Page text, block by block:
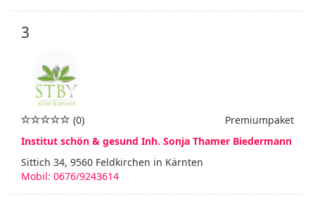
3
Premiumpaket
(0)
Institut schön & gesund Inh. Sonja Thamer Biedermann
Sittich 34, 9560 Feldkirchen in Kärnten
Mobil: 0676/9243614